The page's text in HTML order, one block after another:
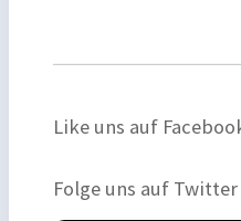
Like uns auf
Folge uns auf Twitter